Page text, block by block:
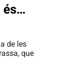
és…
de les
que